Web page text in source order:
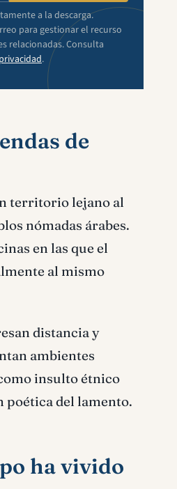
a la descarga.
para gestionar el recurso
relacionadas. Consulta
.
de
territorio lejano al
nómadas árabes.
en las que el
al mismo
distancia y
ambientes
insulto étnico
del lamento.
ha vivido